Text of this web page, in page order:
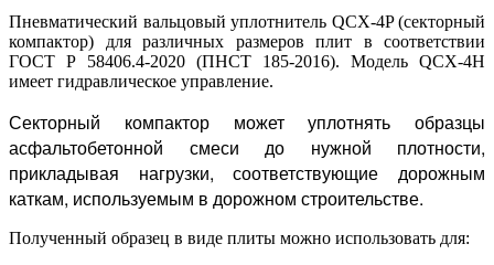
Пневматический вальцовый уплотнитель QCX-4P (секторный
компактор) для различных размеров плит в соответствии
ГОСТ Р 58406.4-2020 (ПНСТ 185-2016). Модель QCX-4H
имеет гидравлическое управление.
Секторный компактор может уплотнять образцы
асфальтобетонной смеси до нужной плотности,
прикладывая нагрузки, соответствующие дорожным
каткам, используемым в дорожном строительстве.
Полученный образец в виде плиты можно использовать для: